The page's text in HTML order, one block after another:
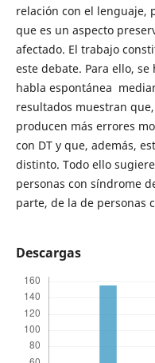
relación con el lenguaje,
que es un aspecto
afectado. El trabajo
este debate. Para ello,
habla espontánea
resultados muestran
producen más errores
con DT y que, además,
distinto. Todo ello
personas con síndrome
parte, de la de personas
Descargas